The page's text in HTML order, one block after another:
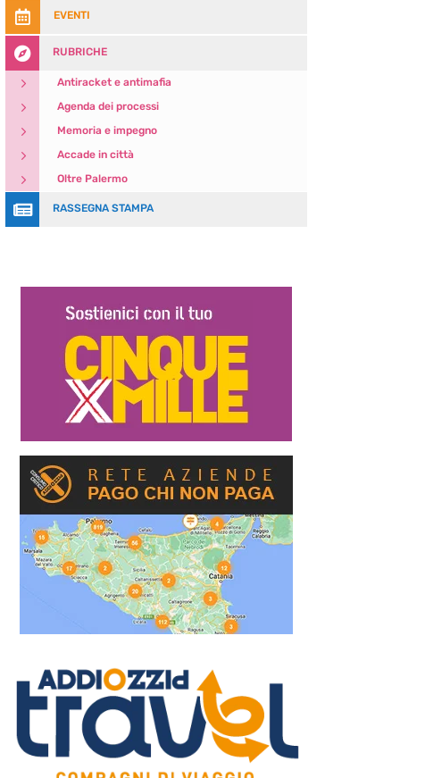
 EVENTI
 RUBRICHE
5 Antiracket e antimafia
5 Agenda dei processi
5 Memoria e impegno
5 Accade in città
5 Oltre Palermo
 RASSEGNA STAMPA